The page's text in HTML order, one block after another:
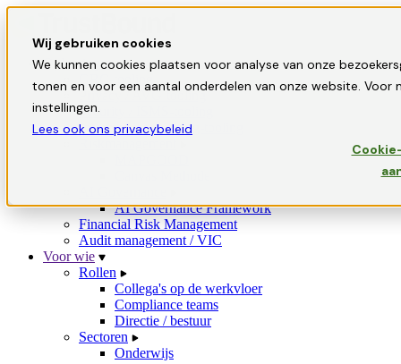
Wij gebruiken cookies
We kunnen cookies plaatsen voor analyse van onze
tonen en voor een aantal onderdelen van onze website.
instellingen.
Lees ook ons privacybeleid
Oplossingen
Privacy / AVG-tooling
Security / ISMS-tooling
Informatiebeveiliging-tooling
AI Governance Framework
Financial Risk Management
Audit management / VIC
Voor wie
Rollen
Collega's op de werkvloer
Compliance teams
Directie / bestuur
Sectoren
Onderwijs